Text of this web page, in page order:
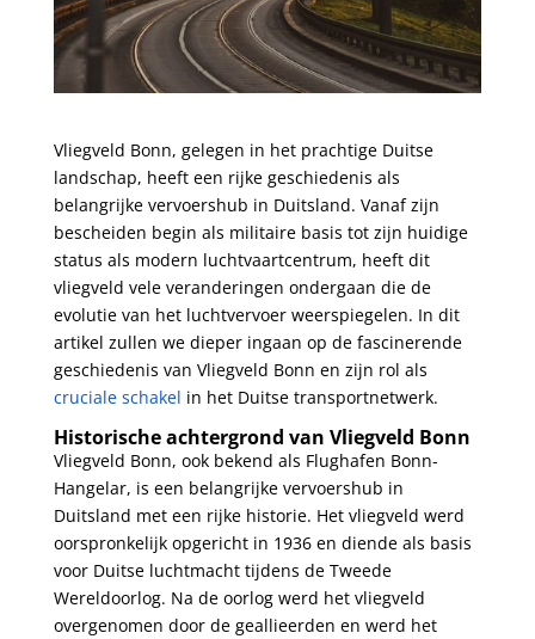
Vliegveld Bonn, gelegen in het prachtige⁣ Duitse
landschap, heeft een​ rijke ‍geschiedenis ‍als
belangrijke vervoershub in Duitsland. Vanaf zijn
bescheiden begin als militaire basis tot zijn huidige
status als⁣ modern luchtvaartcentrum, heeft dit
vliegveld vele veranderingen ondergaan die⁣ de
evolutie van het ⁢luchtvervoer ‌weerspiegelen. In dit
artikel zullen we dieper ingaan​ op de fascinerende
geschiedenis van Vliegveld Bonn en zijn ‍rol als
cruciale schakel in‍ het Duitse transportnetwerk.
Historische achtergrond​ van Vliegveld Bonn
Vliegveld⁣ Bonn, ook bekend als Flughafen‌ Bonn-
Hangelar, is een belangrijke vervoershub in
⁣Duitsland met ⁤een rijke historie. Het ‌vliegveld werd
oorspronkelijk opgericht in 1936 en diende als basis
voor Duitse luchtmacht tijdens ⁣de ​Tweede
Wereldoorlog. ‍Na de ⁢oorlog werd het vliegveld
overgenomen door de geallieerden en werd het